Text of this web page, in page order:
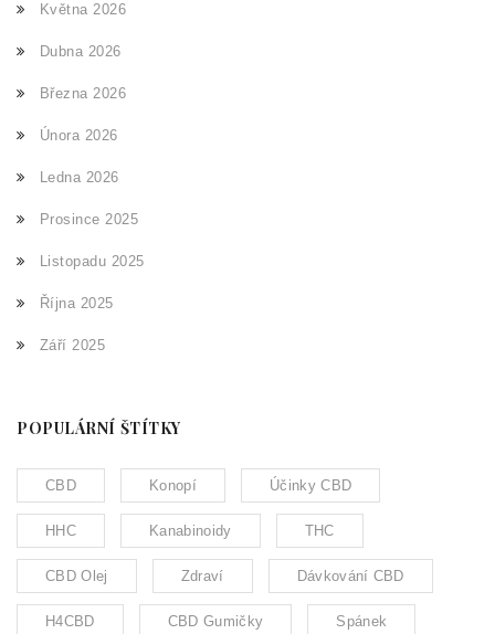
Května 2026
Dubna 2026
Března 2026
Února 2026
Ledna 2026
Prosince 2025
Listopadu 2025
Října 2025
Září 2025
POPULÁRNÍ ŠTÍTKY
CBD Konopí Účinky CBD
HHC Kanabinoidy THC
CBD Olej Zdraví Dávkování CBD
H4CBD CBD Gumičky Spánek